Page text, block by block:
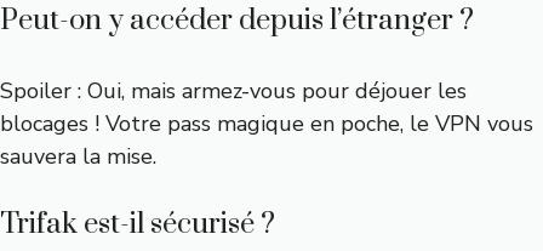
Peut-on y accéder depuis l’étranger ?
Spoiler : Oui, mais armez-vous pour déjouer les
blocages ! Votre pass magique en poche, le VPN vous
sauvera la mise.
Trifak est-il sécurisé ?